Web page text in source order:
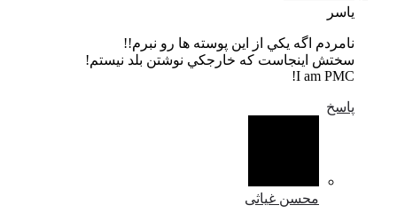
نامردم اگه يكي از اين پوسته ها رو نبرم!!
سختش اينجاست كه خارجكي نوشتن بلد نيستم!
I am PMC!
محسن غیاثی